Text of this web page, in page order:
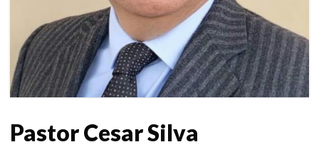
Pastor Cesar Silva